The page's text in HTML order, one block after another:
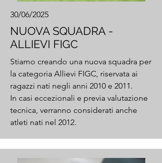
30/06/2025
NUOVA SQUADRA -
ALLIEVI FIGC
Stiamo creando una nuova squadra per
la categoria Allievi FIGC, riservata ai
ragazzi nati negli anni 2010 e 2011.
In casi eccezionali e previa valutazione
tecnica, verranno considerati anche
atleti nati nel 2012.